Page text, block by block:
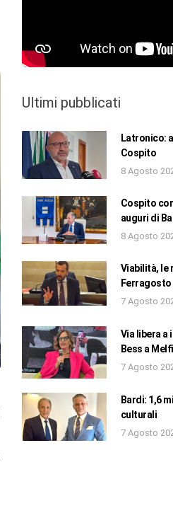
Ultimi pubblicati
Latronico:
Cospito
8 Agosto
Cospito
auguri di
8 Agosto
Viabilità, le
Ferragosto
7 Agosto
Via libera a
Bess a
7 Agosto
Bardi: 1,6
culturali
7 Agosto